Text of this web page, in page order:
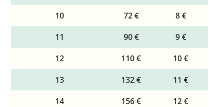
10
72 €
8 €
11
90 €
9 €
12
110 €
10 €
13
132 €
11 €
14
156 €
12 €